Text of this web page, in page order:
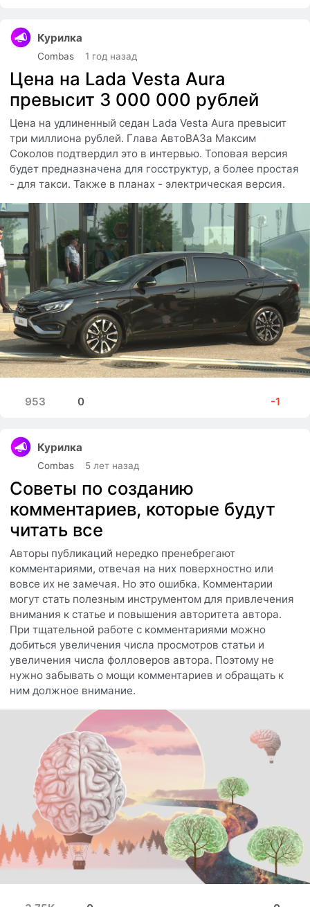
Курилка
Combas 1 год назад
Цена на Lada Vesta Aura
превысит 3 000 000 рублей
Цена на удлиненный седан Lada Vesta Aura превысит
три миллиона рублей. Глава АвтоВАЗа Максим
Соколов подтвердил это в интервью. Топовая версия
будет предназначена для госструктур, а более простая
- для такси. Также в планах - электрическая версия.
-1
953 0
Курилка
Combas 5 лет назад
Советы по созданию
комментариев, которые будут
читать все
Авторы публикаций нередко пренебрегают
комментариями, отвечая на них поверхностно или
вовсе их не замечая. Но это ошибка. Комментарии
могут стать полезным инструментом для привлечения
внимания к статье и повышения авторитета автора.
При тщательной работе с комментариями можно
добиться увеличения числа просмотров статьи и
увеличения числа фолловеров автора. Поэтому не
нужно забывать о мощи комментариев и обращать к
ним должное внимание.